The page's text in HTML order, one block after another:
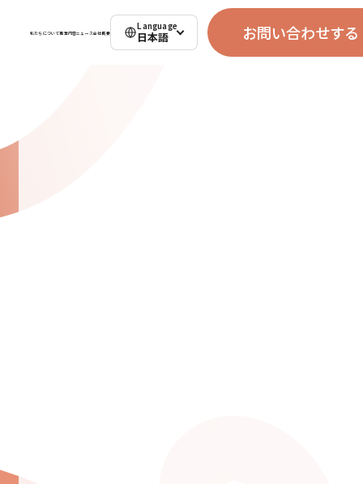
私たちについて事業内容ニュース会社概要
Language
日本語 お問い合わせする